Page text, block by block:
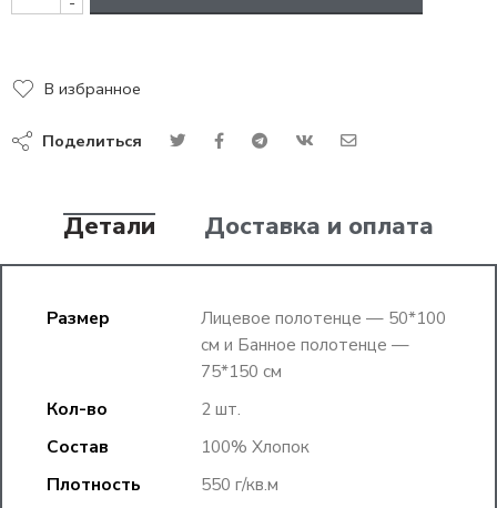
В избранное
Поделиться
Детали Доставка и оплата
Размер
Лицевое полотенце — 50*100
см и Банное полотенце —
75*150 см
Кол-во
2 шт.
Состав
100% Хлопок
Плотность
550 г/кв.м